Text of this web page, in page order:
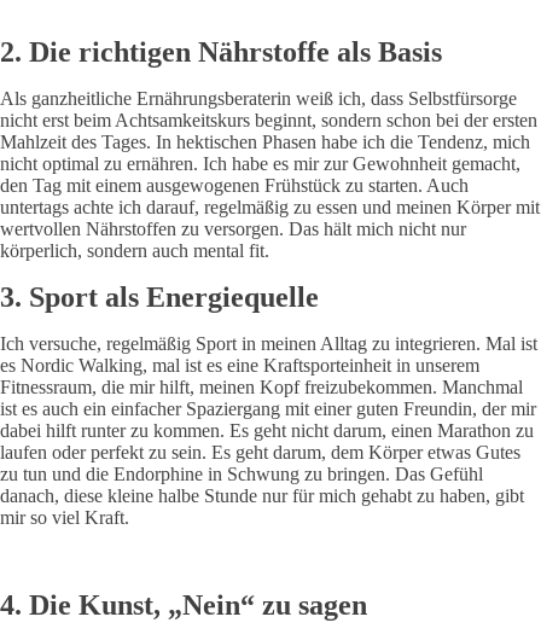
2. Die richtigen Nährstoffe als Basis
Als ganzheitliche Ernährungsberaterin weiß ich, dass Selbstfürsorge
nicht erst beim Achtsamkeitskurs beginnt, sondern schon bei der ersten
Mahlzeit des Tages. In hektischen Phasen habe ich die Tendenz, mich
nicht optimal zu ernähren. Ich habe es mir zur Gewohnheit gemacht,
den Tag mit einem ausgewogenen Frühstück zu starten. Auch
untertags achte ich darauf, regelmäßig zu essen und meinen Körper mit
wertvollen Nährstoffen zu versorgen. Das hält mich nicht nur
körperlich, sondern auch mental fit.
3. Sport als Energiequelle
Ich versuche, regelmäßig Sport in meinen Alltag zu integrieren. Mal ist
es Nordic Walking, mal ist es eine Kraftsporteinheit in unserem
Fitnessraum, die mir hilft, meinen Kopf freizubekommen. Manchmal
ist es auch ein einfacher Spaziergang mit einer guten Freundin, der mir
dabei hilft runter zu kommen. Es geht nicht darum, einen Marathon zu
laufen oder perfekt zu sein. Es geht darum, dem Körper etwas Gutes
zu tun und die Endorphine in Schwung zu bringen. Das Gefühl
danach, diese kleine halbe Stunde nur für mich gehabt zu haben, gibt
mir so viel Kraft.
4. Die Kunst, „Nein“ zu sagen